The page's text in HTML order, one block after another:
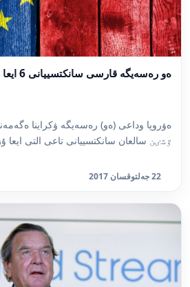
ەو رەسەيگە قارسى سانكتسييانى 6 ايعا ۇزارتتى
ەۋروپا وداعى (ەو) رەسەيگە ۋكراينا
ٷشٸن سالعان سانكتسييانى تاعى التى
22 جەلتوقسان 2017